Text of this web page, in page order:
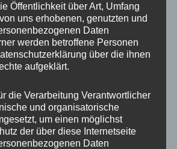
Dinge zu beenden, weil
anfühlt. Wir wollen nicht
sich nach Niederlage an und
gern? In solchen Momenten
zu erinnern, warum man
ist man angetreten?
zu dem Ergebnis kommt, alles
die eigenen Ziele zu erreichen,
Öffentlichkeit über Art, Umfang
uns erhobenen, genutzten und
Daten
werden betroffene Personen
über die ihnen
aufgeklärt.
die Verarbeitung Verantwortlicher
und organisatorische
um einen möglichst
der über diese Internetseite
Daten